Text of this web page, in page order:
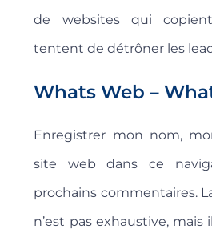
de websites qui
tentent de détrôner les
Whats Web –
Enregistrer mon nom,
site web dans ce
prochains commentaires.
n’est pas exhaustive, mais